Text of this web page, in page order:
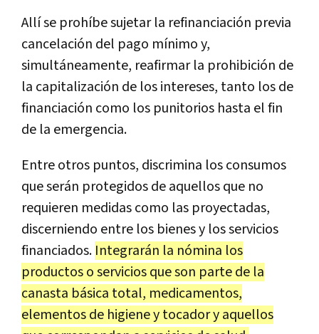
Allí se prohíbe sujetar la refinanciación previa
cancelación del pago mínimo y,
simultáneamente, reafirmar la prohibición de
la capitalización de los intereses, tanto los de
financiación como los punitorios hasta el fin
de la emergencia.
Entre otros puntos, discrimina los consumos
que serán protegidos de aquellos que no
requieren medidas como las proyectadas,
discerniendo entre los bienes y los servicios
financiados. Integrarán la nómina los
productos o servicios que son parte de la
canasta básica total, medicamentos,
elementos de higiene y tocador y aquellos